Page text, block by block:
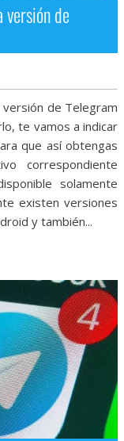
de
de Telegram
te vamos a indicar
que así obtengas
correspondiente
solamente
existen versiones
y también...